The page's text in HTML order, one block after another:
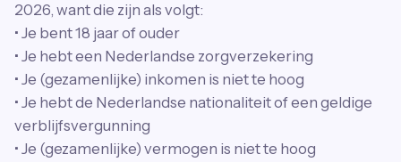
2026, want die zijn als volgt:
• Je bent 18 jaar of ouder
• Je hebt een Nederlandse zorgverzekering
• Je (gezamenlijke) inkomen is niet te hoog
• Je hebt de Nederlandse nationaliteit of een geldige
verblijfsvergunning
• Je (gezamenlijke) vermogen is niet te hoog